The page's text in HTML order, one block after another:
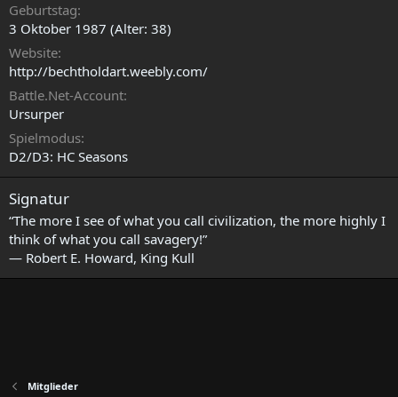
Geburtstag
3 Oktober 1987 (Alter: 38)
Website
http://bechtholdart.weebly.com/
Battle.Net-Account
Ursurper
Spielmodus
D2/D3: HC Seasons
Signatur
“The more I see of what you call civilization, the more highly I
think of what you call savagery!”
― Robert E. Howard, King Kull
Mitglieder